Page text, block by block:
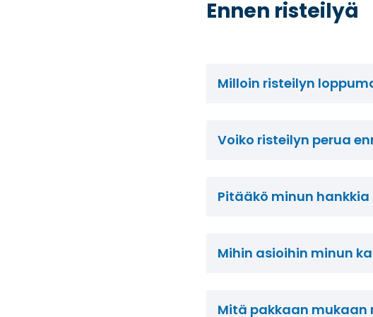
Ennen risteilyä
Milloin risteilyn
Voiko risteilyn perua
Pitääkö minun
Mihin asioihin minun
Mitä pakkaan mukaan